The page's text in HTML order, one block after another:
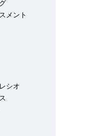
メント
シオ